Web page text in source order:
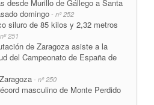
desde Murillo de Gállego a Santa
domingo - nº 252
siluro de 85 kilos y 2,32 metros
251
de Zaragoza asiste a la
del Campeonato de España de
- nº 250
masculino de Monte Perdido